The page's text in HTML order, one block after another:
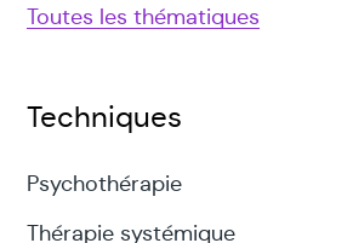
Toutes les thématiques
Techniques
Psychothérapie
Thérapie systémique